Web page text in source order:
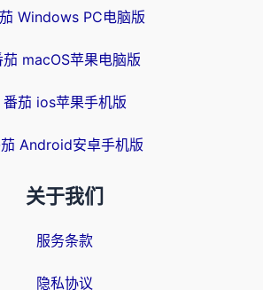
Windows PC电脑版
茄 macOS苹果电脑版
番茄 ios苹果手机版
Android安卓手机版
关于我们
服务条款
隐私协议